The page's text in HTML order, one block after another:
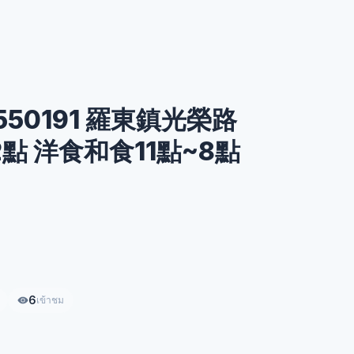
羅東鎮光榮路
洋食和食11點~8點
6เข้าชม